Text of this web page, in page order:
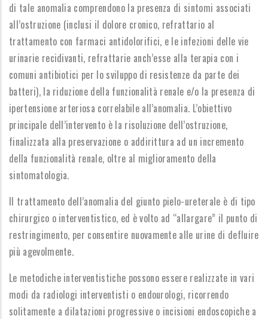
di tale anomalia comprendono la presenza di sintomi associati
all’ostruzione (inclusi il dolore cronico, refrattario al
trattamento con farmaci antidolorifici, e le infezioni delle vie
urinarie recidivanti, refrattarie anch’esse alla terapia con i
comuni antibiotici per lo sviluppo di resistenze da parte dei
batteri), la riduzione della funzionalità renale e/o la presenza di
ipertensione arteriosa correlabile all’anomalia. L’obiettivo
principale dell’intervento è la risoluzione dell’ostruzione,
finalizzata alla preservazione o addirittura ad un incremento
della funzionalità renale, oltre al miglioramento della
sintomatologia.
Il trattamento dell’anomalia del giunto pielo-ureterale è di tipo
chirurgico o interventistico, ed è volto ad “allargare” il punto di
restringimento, per consentire nuovamente alle urine di defluire
più agevolmente.
Le metodiche interventistiche possono essere realizzate in vari
modi da radiologi interventisti o endourologi, ricorrendo
solitamente a dilatazioni progressive o incisioni endoscopiche a